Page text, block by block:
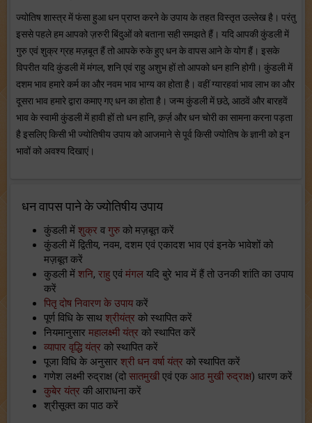
ज्योतिष शास्त्र में फंसा हुआ धन प्राप्त करने के उपाय के तहत विस्तृत उल्लेख है। परंतु
इससे पहले हम आपको ज़रुरी बिंदुओं को बताना सही समझते हैं। यदि आपकी कुंडली में
गुरु एवं शुक्र ग्रह मज़बूत हैं तो आपके रुके हुए धन के वापस आने के योग हैं। इसके
विपरीत यदि कुंडली में मंगल, शनि एवं राहु अशुभ हों तो आपको धन हानि होगी। कुंडली में
दशम भाव हमारे कर्म का और नवम भाव भाग्य का होता है। वहीं ग्यारहवां भाव लाभ का और
दूसरा भाव हमारे द्वारा कमाए गए धन का होता है। जन्म कुंडली में छठे, आठवें और बारहवें
भाव के स्वामी कुंडली में हावी हों तो धन हानि, क़र्ज़ और धन चोरी का सामना करना पड़ता
है इसलिए किसी भी ज्योतिषीय उपाय को आजमाने से पूर्व किसी ज्योतिष के ज्ञानी को इन
भावों को अवश्य दिखाएं।
धन वापस पाने के ज्योतिषीय उपाय
कुंडली में शुक्र वगुरुको मज़बूत करें
कुंडली में द्वितीय, नवम, दशम एवं एकादश भाव एवं इनके भावेशों को
मज़बूत करें
कुडली में शनि, राहुएवंमंगल यदि बुरे भाव में हैं तो उनकी शांति का उपाय
करें
पितृ दोष निवारण के उपायकरें
पूर्ण विधि के साथ श्रीयंत्र को स्थापित करें
नियमानुसार महालक्ष्मी यंत्र को स्थापित करें
व्यापार वृद्धि यंत्र को स्थापित करें
पूजा विधि के अनुसार श्री धन वर्षा यंत्र को स्थापित करें
गणेश लक्ष्मी रुद्राक्ष (दोसातमुखीएवं एकआठ मुखी रुद्राक्ष) धारण करें
कुबेर यंत्र की आराधना करें
श्रीसूक्त का पाठ करें